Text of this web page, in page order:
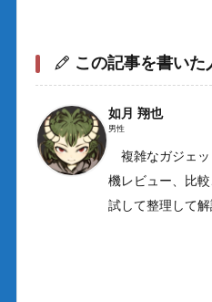
この記事を書いた
如月 翔也
男性
複雑なガジェッ
機レビュー、比
試して整理して解